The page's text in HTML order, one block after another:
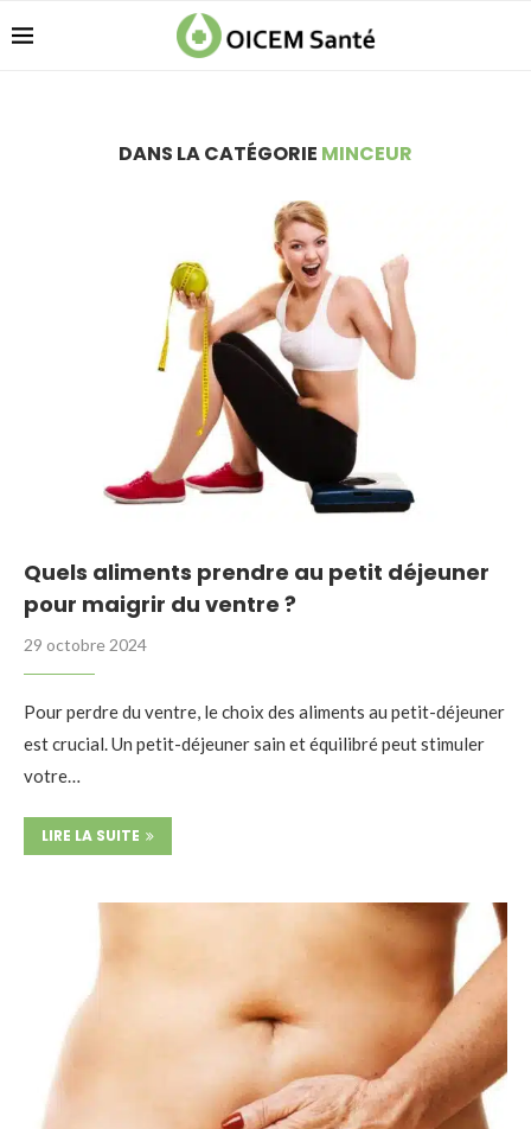
DANS LA CATÉGORIE MINCEUR
Quels aliments prendre au petit déjeuner
pour maigrir du ventre ?
29 octobre 2024
Pour perdre du ventre, le choix des aliments au petit-déjeuner
est crucial. Un petit-déjeuner sain et équilibré peut stimuler
votre…
LIRE LA SUITE